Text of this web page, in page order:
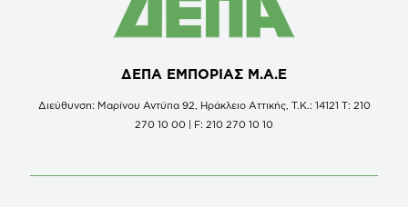
ΔΕΠΑ ΕΜΠΟΡΙΑΣ Μ.Α.Ε
Διεύθυνση: Μαρίνου Αντύπα 92, Ηράκλειο Αττικής, Τ.Κ.: 14121 Τ: 210
270 10 00 | F: 210 270 10 10